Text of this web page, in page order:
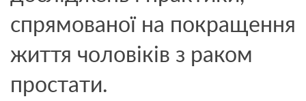
спрямованої на покращення
життя чоловіків з раком
простати.